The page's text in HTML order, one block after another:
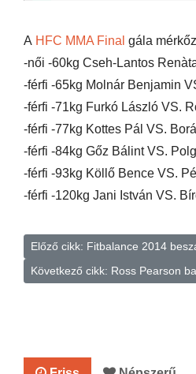
A HFC MMA Final gála
-női -60kg Cseh-Lantos
-férfi -65kg Molnár Benjamin
-férfi -71kg Furkó László VS.
-férfi -77kg Kottes Pál VS.
-férfi -84kg Gőz Bálint VS.
-férfi -93kg Köllő Bence VS.
-férfi -120kg Jani István VS.
Előző cikk: Fitbalance 2014
Következő cikk: Ross Pearson